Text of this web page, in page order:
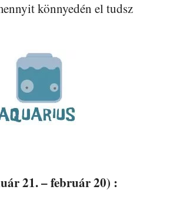
könnyedén el tudsz
21. – február 20) :